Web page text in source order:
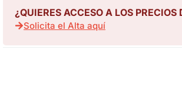
¿QUIERES ACCESO A LOS PRECIOS
Solicita el Alta aquí